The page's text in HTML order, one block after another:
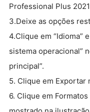
Professional Plus
3.Deixe as opções
4.Clique em “Idioma”
sistema operacional”
principal”.
5. Clique em
6. Clique em